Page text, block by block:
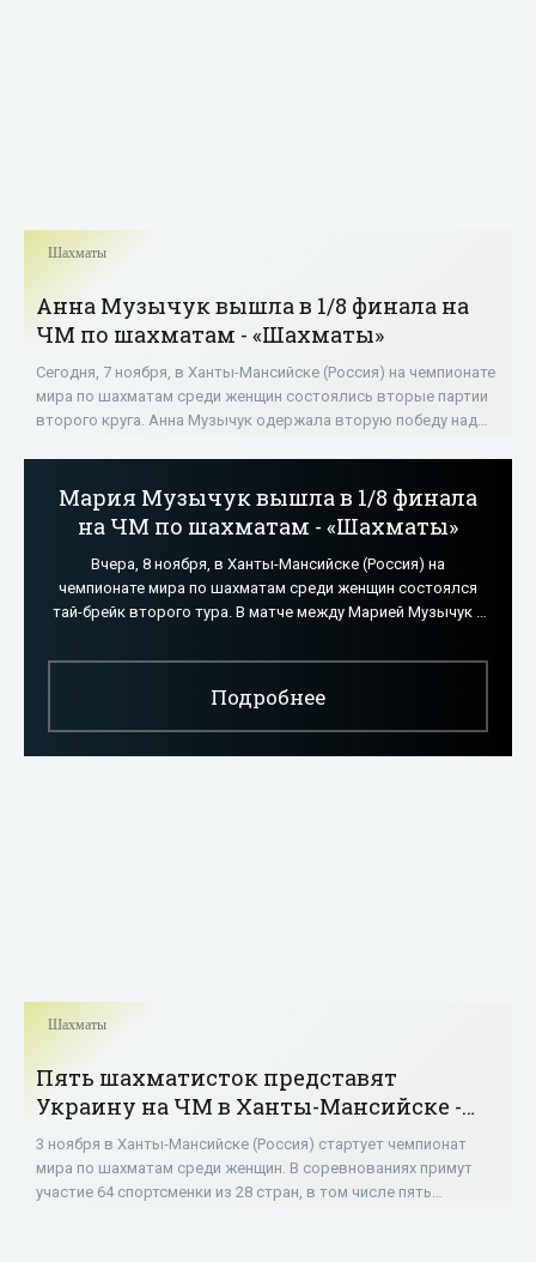
Шахматы
Анна Музычук вышла в 1/8 финала на
ЧМ по шахматам - «Шахматы»
Сегодня, 7 ноября, в Ханты-Мансийске (Россия) на чемпионате
мира по шахматам среди женщин состоялись вторые партии
второго круга. Анна Музычук одержала вторую победу над
Мария Музычук вышла в 1/8 финала
на ЧМ по шахматам - «Шахматы»
Вчера, 8 ноября, в Ханты-Мансийске (Россия) на
чемпионате мира по шахматам среди женщин состоялся
тай-брейк второго тура. В матче между Марией Музычук и
Подробнее
Шахматы
Пять шахматисток представят
Украину на ЧМ в Ханты-Мансийске -
«Шахматы»
3 ноября в Ханты-Мансийске (Россия) стартует чемпионат
мира по шахматам среди женщин. В соревнованиях примут
участие 64 спортсменки из 28 стран, в том числе пять